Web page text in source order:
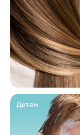
Детям